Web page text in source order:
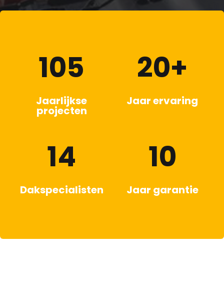
105
Jaarlijkse
projecten
20+
Jaar ervaring
14
Dakspecialisten
10
Jaar garantie